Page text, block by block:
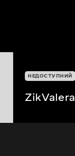
НЕДОСТУПНИЙ
ZikValera